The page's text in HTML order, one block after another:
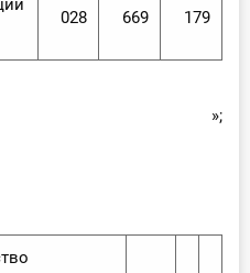
028
669
179
»;